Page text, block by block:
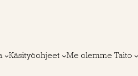
Käsityöohjeet Me olemme Taito